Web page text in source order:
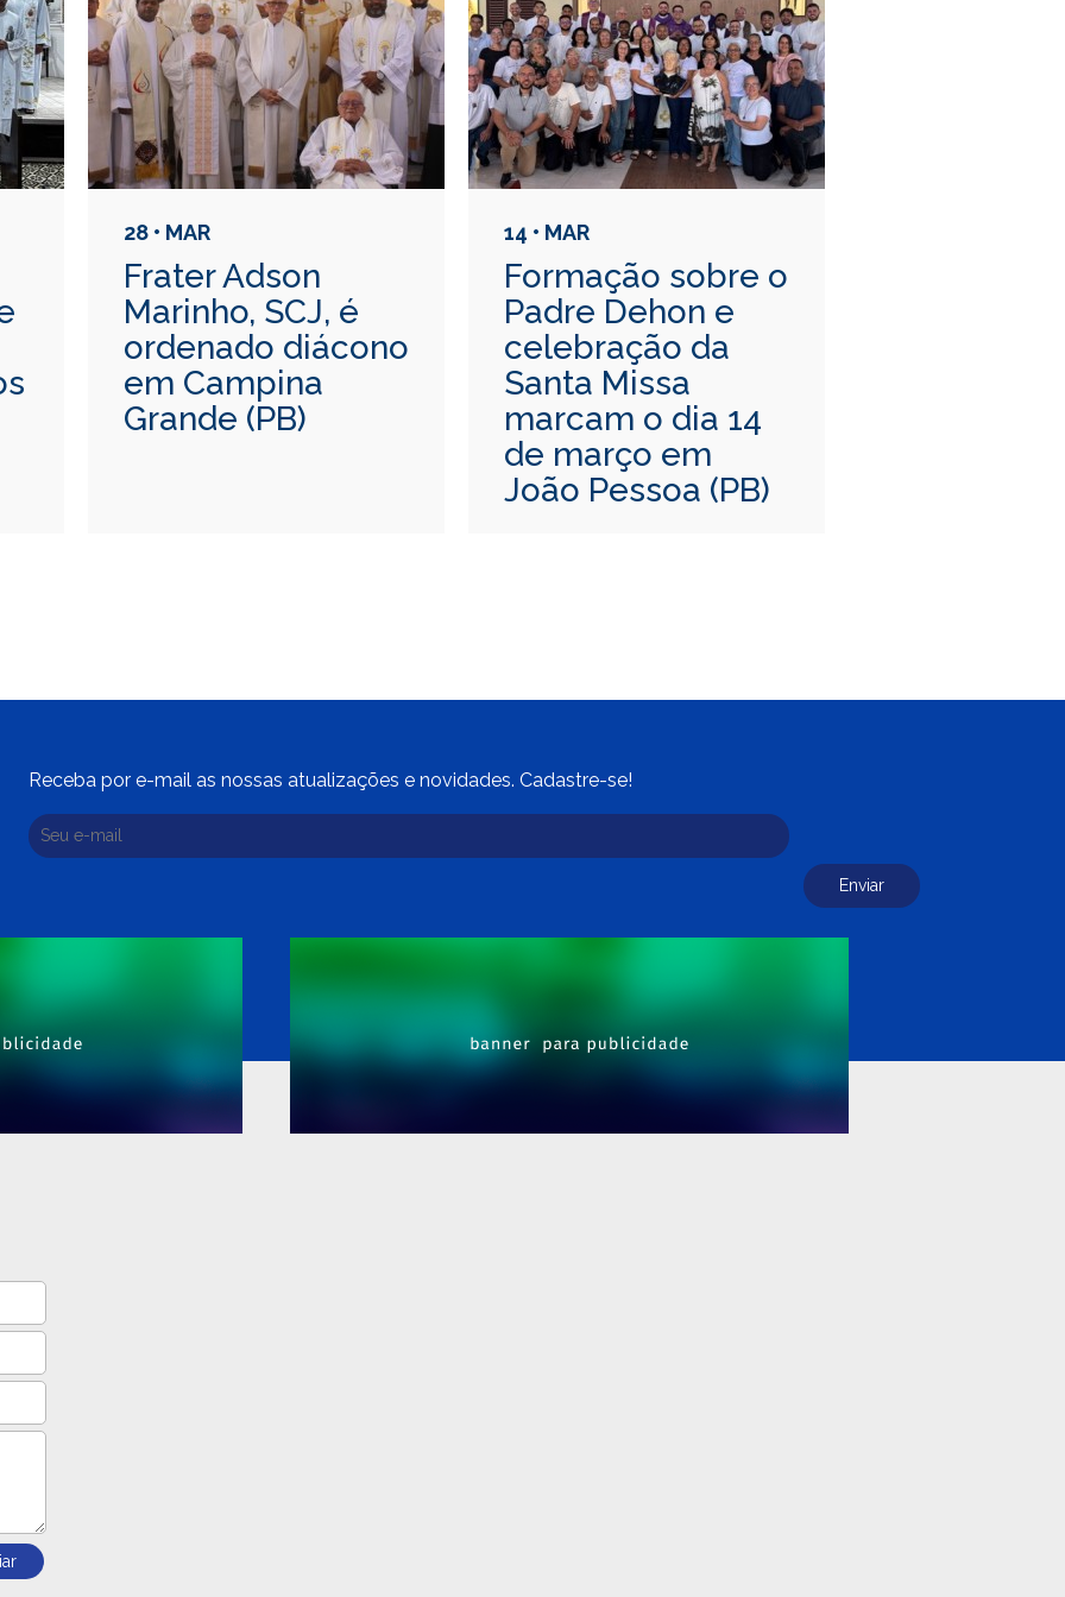
28 • MAR
Frater Adson
Marinho, SCJ, é
ordenado diácono
em Campina
Grande (PB)
14 • MAR
Formação sobre o
Padre Dehon e
celebração da
Santa Missa
marcam o dia 14
de março em
João Pessoa (PB)
Receba por e-mail as nossas atualizações e novidades. Cadastre-se!